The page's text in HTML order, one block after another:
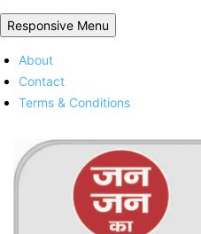
Responsive Menu
About
Contact
Terms & Conditions